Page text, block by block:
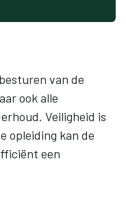
van de
ook alle
Veiligheid is
opleiding kan de
een